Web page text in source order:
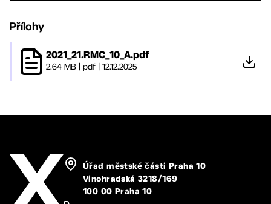
Přílohy
2021_21.RMC_10_A.pdf
2.64 MB pdf 12.12.2025
Úřad městské části Praha 10
Vinohradská 3218/169
100 00 Praha 10